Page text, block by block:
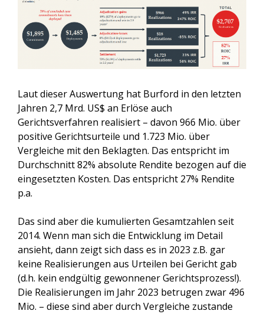
Laut dieser Auswertung hat Burford in den letzten
Jahren 2,7 Mrd. US$ an Erlöse auch
Gerichtsverfahren realisiert – davon 966 Mio. über
positive Gerichtsurteile und 1.723 Mio. über
Vergleiche mit den Beklagten. Das entspricht im
Durchschnitt 82% absolute Rendite bezogen auf die
eingesetzten Kosten. Das entspricht 27% Rendite
p.a.
Das sind aber die kumulierten Gesamtzahlen seit
2014. Wenn man sich die Entwicklung im Detail
ansieht, dann zeigt sich dass es in 2023 z.B. gar
keine Realisierungen aus Urteilen bei Gericht gab
(d.h. kein endgültig gewonnener Gerichtsprozess!).
Die Realisierungen im Jahr 2023 betrugen zwar 496
Mio. – diese sind aber durch Vergleiche zustande